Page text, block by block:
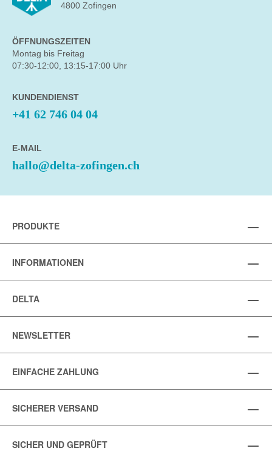
4800 Zofingen
ÖFFNUNGSZEITEN
Montag bis Freitag
07:30-12:00, 13:15-17:00 Uhr
KUNDENDIENST
+41 62 746 04 04
E-MAIL
hallo@delta-zofingen.ch
PRODUKTE
INFORMATIONEN
DELTA
NEWSLETTER
EINFACHE ZAHLUNG
SICHERER VERSAND
SICHER UND GEPRÜFT